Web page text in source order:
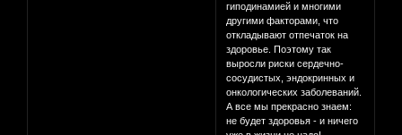
гиподинамией и многими
другими факторами, что
откладывают отпечаток на
здоровье. Поэтому так
выросли риски сердечно-
сосудистых, эндокринных и
онкологических заболеваний.
А все мы прекрасно знаем:
не будет здоровья - и ничего